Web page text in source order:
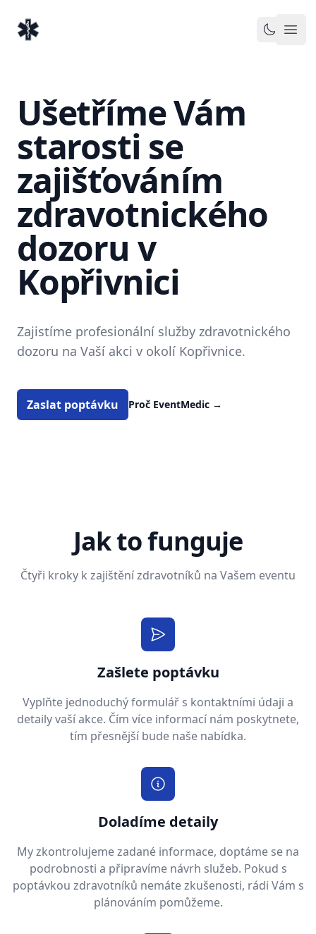
EventMedic.cz
Toggle
Ušetříme Vám
starosti se
zajišťováním
zdravotnického
dozoru v
Kopřivnici
Zajistíme profesionální služby zdravotnického
dozoru na Vaší akci v okolí Kopřivnice.
Zaslat poptávku Proč EventMedic →
Jak to funguje
Čtyři kroky k zajištění zdravotníků na Vašem eventu
Zašlete poptávku
Vyplňte jednoduchý formulář s kontaktními údaji a
detaily vaší akce. Čím více informací nám poskytnete,
tím přesnější bude naše nabídka.
Doladíme detaily
My zkontrolujeme zadané informace, doptáme se na
podrobnosti a připravíme návrh služeb. Pokud s
poptávkou zdravotníků nemáte zkušenosti, rádi Vám s
plánováním pomůžeme.